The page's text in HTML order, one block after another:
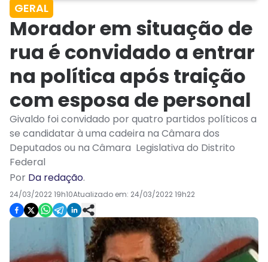
GERAL
Morador em situação de
rua é convidado a entrar
na política após traição
com esposa de personal
Givaldo foi convidado por quatro partidos políticos a
se candidatar à uma cadeira na Câmara dos
Deputados ou na Câmara Legislativa do Distrito
Federal
Por Da redação.
24/03/2022 19h10Atualizado em: 24/03/2022 19h22